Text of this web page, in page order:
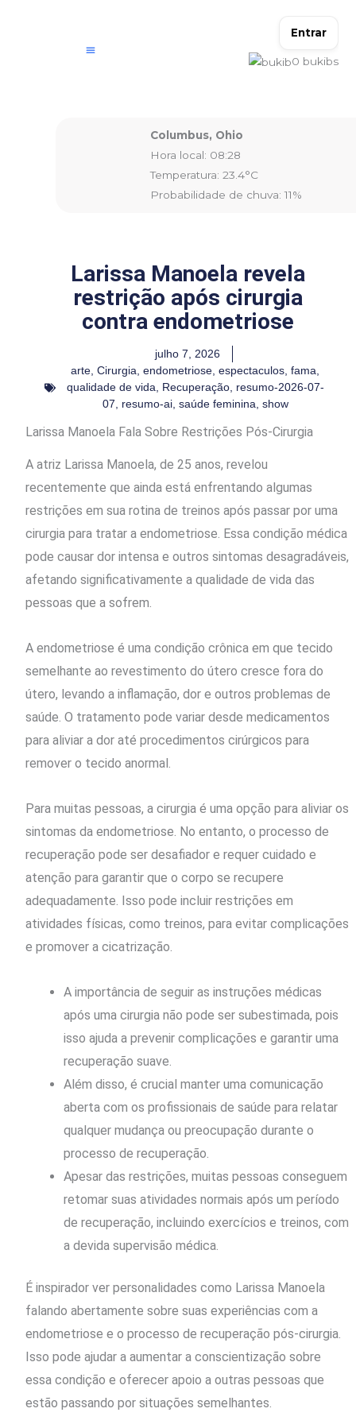
Entrar
0 bukibs
Columbus, Ohio
Hora local: 08:28
Temperatura: 23.4°C
Probabilidade de chuva: 11%
Larissa Manoela revela
restrição após cirurgia
contra endometriose
julho 7, 2026
arte, Cirurgia, endometriose, espectaculos, fama,
qualidade de vida, Recuperação, resumo-2026-07-
07, resumo-ai, saúde feminina, show
Larissa Manoela Fala Sobre Restrições Pós-Cirurgia
A atriz Larissa Manoela, de 25 anos, revelou
recentemente que ainda está enfrentando algumas
restrições em sua rotina de treinos após passar por uma
cirurgia para tratar a endometriose. Essa condição médica
pode causar dor intensa e outros sintomas desagradáveis,
afetando significativamente a qualidade de vida das
pessoas que a sofrem.
A endometriose é uma condição crônica em que tecido
semelhante ao revestimento do útero cresce fora do
útero, levando a inflamação, dor e outros problemas de
saúde. O tratamento pode variar desde medicamentos
para aliviar a dor até procedimentos cirúrgicos para
remover o tecido anormal.
Para muitas pessoas, a cirurgia é uma opção para aliviar os
sintomas da endometriose. No entanto, o processo de
recuperação pode ser desafiador e requer cuidado e
atenção para garantir que o corpo se recupere
adequadamente. Isso pode incluir restrições em
atividades físicas, como treinos, para evitar complicações
e promover a cicatrização.
A importância de seguir as instruções médicas
após uma cirurgia não pode ser subestimada, pois
isso ajuda a prevenir complicações e garantir uma
recuperação suave.
Além disso, é crucial manter uma comunicação
aberta com os profissionais de saúde para relatar
qualquer mudança ou preocupação durante o
processo de recuperação.
Apesar das restrições, muitas pessoas conseguem
retomar suas atividades normais após um período
de recuperação, incluindo exercícios e treinos, com
a devida supervisão médica.
É inspirador ver personalidades como Larissa Manoela
falando abertamente sobre suas experiências com a
endometriose e o processo de recuperação pós-cirurgia.
Isso pode ajudar a aumentar a conscientização sobre
essa condição e oferecer apoio a outras pessoas que
estão passando por situações semelhantes.